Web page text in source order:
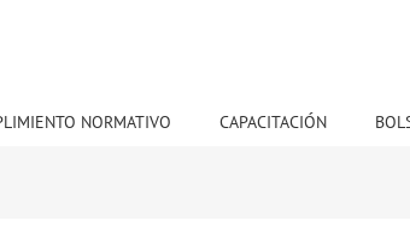
NORMATIVO CAPACITACIÓN